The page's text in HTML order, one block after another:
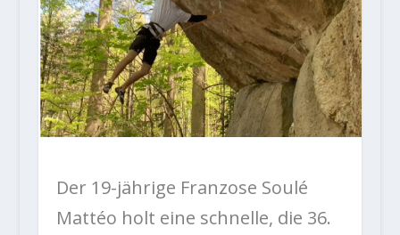
Der 19-jährige Franzose Soulé
Mattéo holt eine schnelle, die 36.